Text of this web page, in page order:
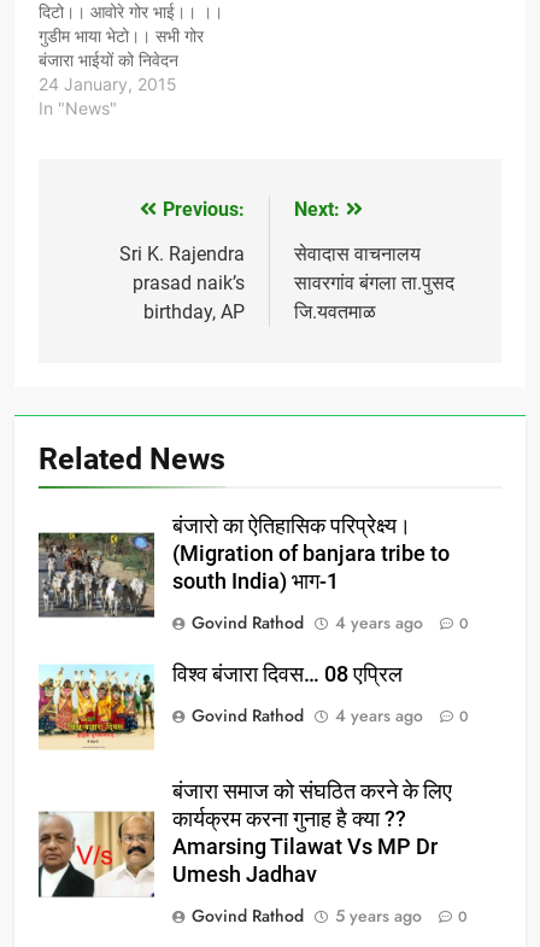
दिटो।। आवोरे गोर भाई।। ।।
गुडीम भाया भेटो।। सभी गोर
बंजारा भाईयों को निवेदन
है।"भारत बंजारा भक्ति सेवामाळा
समिति कर्नाटक की ओर से कल
आन्ध्रा,कर्नाटक,महाराष्ट्र मे
24 January, 2015
In "News"
navigation
Previous:
Sri K. Rajendra
prasad naik’s
birthday, AP
Next:
सेवादास वाचनालय
सावरगांव बंगला ता.पुसद
जि.यवतमाळ
Related News
बंजारो का ऐतिहासिक परिप्रेक्ष्य।
(Migration of banjara tribe to
south India) भाग-1
Govind Rathod
4 years ago 0
विश्व बंजारा दिवस… 08 एप्रिल
Govind Rathod
4 years ago 0
बंजारा समाज को संघठित करने के लिए
कार्यक्रम करना गुनाह है क्या ??
Amarsing Tilawat Vs MP Dr
Umesh Jadhav
Govind Rathod
5 years ago 0